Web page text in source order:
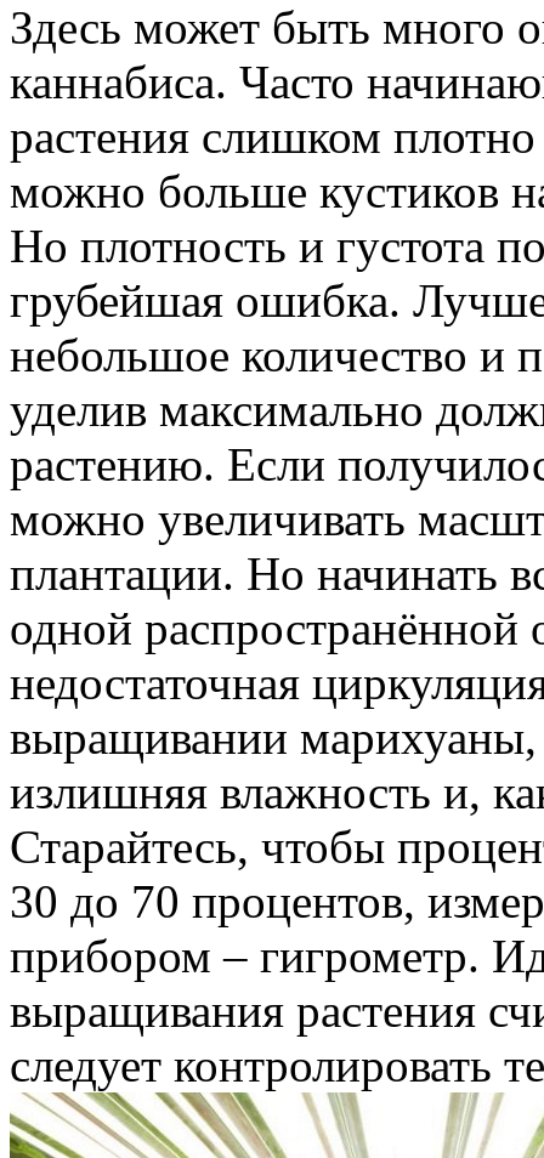
Здесь может быть много
каннабиса. Часто
растения слишком
можно больше кустиков
Но плотность и густота
грубейшая ошибка.
небольшое количество и
уделив максимально
растению. Если
можно увеличивать
плантации. Но начинать
одной распространённой
недостаточная
выращивании марихуаны,
излишняя влажность и,
Старайтесь, чтобы
30 до 70 процентов,
прибором – гигрометр.
выращивания растения
следует контролировать